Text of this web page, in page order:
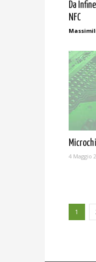
Da
NFC
4 Maggio
1